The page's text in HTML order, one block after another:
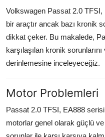
Yağlar & Sıvılar
LPG & Yakıt
Elektrik & Akü
Aydınlatma & Görüş
Şanzıman & Aktarma
Volkswagen Passat 2.0 TFSI,
bir araçtır ancak bazı kronik
dikkat çeker. Bu makalede,
karşılaşılan kronik
derinlemesine inceleyeceğiz.
Motor Problemleri
Passat 2.0 TFSI, EA888 serisi
motorlar genel olarak güçlü